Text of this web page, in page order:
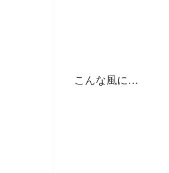
こんな風に…